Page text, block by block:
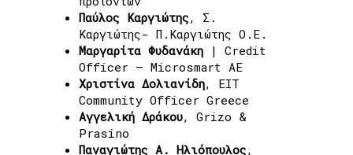
Παύλος Καργιώτης, Σ.
Καργιώτης- Π.Καργιώτης Ο.Ε.
Μαργαρίτα Φυδανάκη | Credit
Officer – Microsmart AE
Χριστίνα Δολιανίδη, EIT
Community Officer Greece
Αγγελική Δράκου, Grizo &
Prasino
Παναγιώτης Α. Ηλιόπουλος,